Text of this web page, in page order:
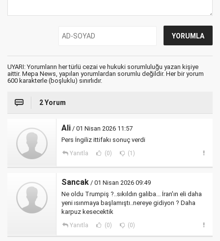
UYARI: Yorumların her türlü cezai ve hukuki sorumluluğu yazan kişiye
aittir. Mepa News, yapılan yorumlardan sorumlu değildir. Her bir yorum
600 karakterle (boşluklu) sınırlıdır.
2 Yorum
Ali / 01 Nisan 2026 11:57
Pers İngiliz ittifakı sonuç verdi
Yanıtla (0) (1)
Sancak / 01 Nisan 2026 09:49
Ne oldu Trumpiş ?..sıkıldın galiba... İran'ın eli daha
yeni ısınmaya başlamıştı..nereye gidiyon ? Daha
karpuz kesecektik
Yanıtla (0) (0)